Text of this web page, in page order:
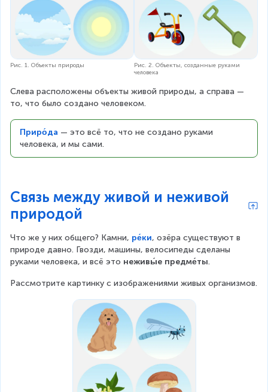
Рис. 1. Объекты природы
Рис. 2. Объекты, созданные руками
человека
Слева расположены объекты живой природы, а справа —
то, что было создано человеком.
Приро́да — это всё то, что не создано руками
человека, и мы сами.
Связь между живой и неживой
природой
Что же у них общего? Камни, ре́ки, озёра существуют в
природе давно. Гвозди, машины, велосипеды сделаны
руками человека, и всё это неживы́е предме́ты.
Рассмотрите картинку с изображениями живых организмов.